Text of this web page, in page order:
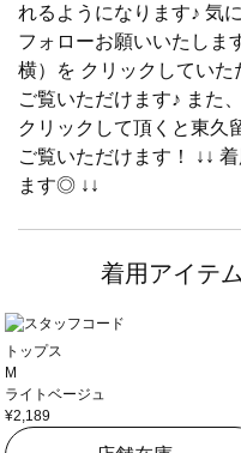
れるようになります♪ 気
フォローお願いいたし
横）を クリックしてい
ご覧いただけます♪ また
クリックして頂くと東久
ご覧いただけます！ ↓↓
ます◎ ↓↓
着用アイテ
トップス
M
ライトベージュ
¥2,189